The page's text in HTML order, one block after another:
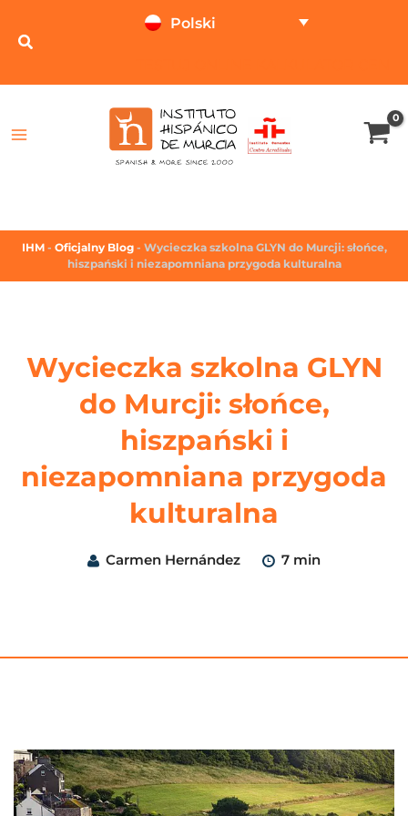
Polski
IHM - Oficjalny Blog - Wycieczka szkolna GLYN do Murcji: słońce,
hiszpański i niezapomniana przygoda kulturalna
Wycieczka szkolna GLYN
do Murcji: słońce,
hiszpański i
niezapomniana przygoda
kulturalna
Carmen Hernández 7 min